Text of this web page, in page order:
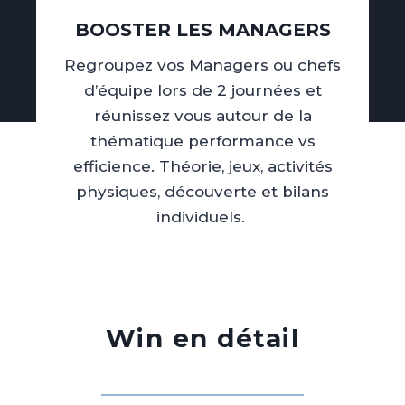
BOOSTER LES MANAGERS
Regroupez vos Managers ou chefs
d’équipe lors de 2 journées et
réunissez vous autour de la
thématique performance vs
efficience. Théorie, jeux, activités
physiques, découverte et bilans
individuels.
Win en détail